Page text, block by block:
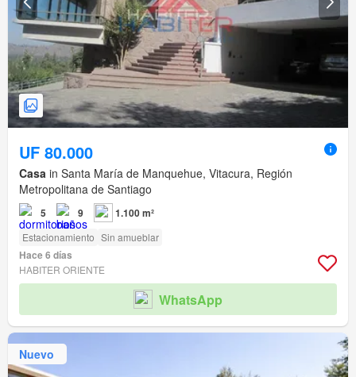
UF 80.000
Casa in Santa María de Manquehue, Vitacura, Región
Metropolitana de Santiago
5 9 1.100 m²
Estacionamiento Sin amueblar
Hace 6 días
HABITER ORIENTE
WhatsApp
Nuevo